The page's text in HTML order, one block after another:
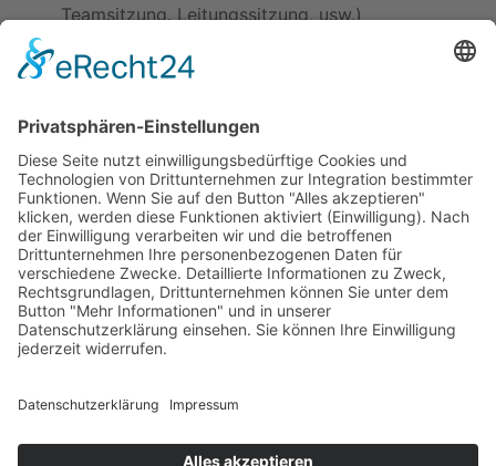
Teamsitzung. Leitungssitzung, usw.)
Zu Beginn der Sitzung wird vereinbart, wer das
Protokoll verfasst, das zeitnah allen Beteiligten in
Kitas
Übersicht
Über uns
Struktur
Team
Suche nach neuen Fachkräften
Für Eltern
Kita-Gespräche
Ausbildung